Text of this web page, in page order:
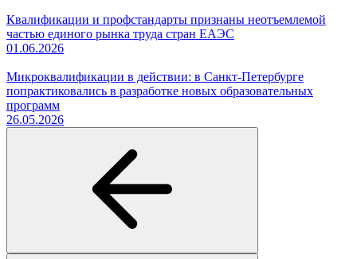
Квалификации и профстандарты признаны неотъемлемой
частью единого рынка труда стран ЕАЭС
01.06.2026
Микроквалификации в действии: в Санкт-Петербурге
попрактиковались в разработке новых образовательных
программ
26.05.2026